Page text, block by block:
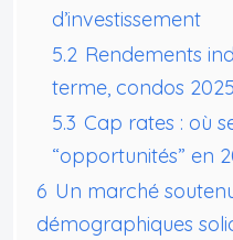
d’investissement
5.2 Rendements
terme, condos
5.3 Cap rates : où
“opportunités” en
6 Un marché
démographiques